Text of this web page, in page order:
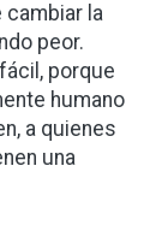
cambiar la
peor.
porque
humano
a quienes
una